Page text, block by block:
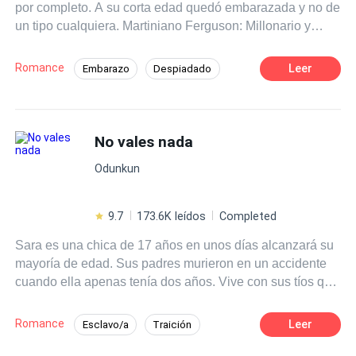
por completo. A su corta edad quedó embarazada y no de
un tipo cualquiera. Martiniano Ferguson: Millonario y
que tiene su propia familia y una hija llamada Sabrina.
Kiara enfrentará la cruda realidad de la vida; Criar a su
Romance Embarazo Despiadado Leer
No vales nada
Odunkun
9.7 173.6K leídos Completed
Sara es una chica de 17 años en unos días alcanzará su
mayoría de edad. Sus padres murieron en un accidente
cuando ella apenas tenía dos años. Vive con sus tíos que
conoce los golpes y la humillación pero todo eso
cambiará el día en que sus tíos la vendan. Él es un joven
Romance Esclavo/a Traición Leer